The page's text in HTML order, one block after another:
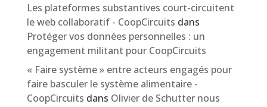
Les plateformes substantives court-circuitent
le web collaboratif - CoopCircuits dans
Protéger vos données personnelles : un
engagement militant pour CoopCircuits
« Faire système » entre acteurs engagés pour
faire basculer le système alimentaire -
CoopCircuits dans Olivier de Schutter nous